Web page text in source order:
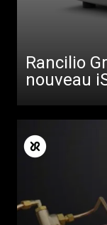
Rancilio
nouveau